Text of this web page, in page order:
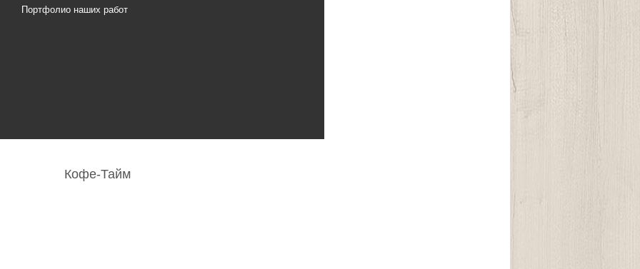
Портфолио наших работ
Кофе-Тайм